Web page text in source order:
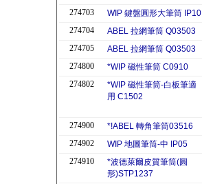
274703
WIP 鍵盤圓形大筆筒 IP10
274704
ABEL 拉網筆筒 Q03503
274705
ABEL 拉網筆筒 Q03503
274800
*WIP 磁性筆筒 C0910
274802
*WIP 磁性筆筒-白板筆適
用 C1502
274900
*!ABEL 轉角筆筒03516
274902
WIP 地圖筆筒-中 IP05
274910
*波德萊爾皮質筆筒(圓
形)STP1237